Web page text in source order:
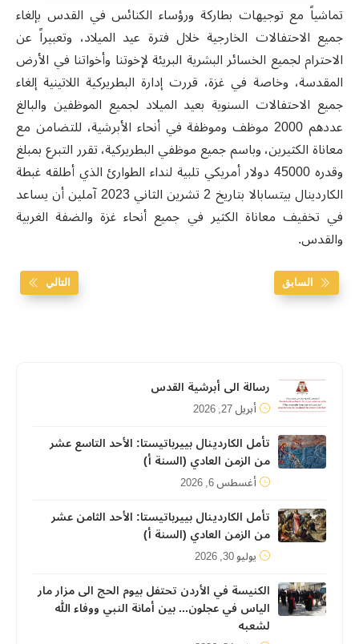
تماشياً مع توجيهات بطاركة ورؤساء الكنائس في القدس بإلغاء
جميع الاحتفالات الخارجية خلال فترة عيد الميلاد، وتعبيراً عن
الاحترام لجميع الخسائر البشرية البريئة لإخوتنا وأخواتنا في الأرض
المقدسة، وخاصة في غزة، قررت إدارة البطريركية اللاتينية إلغاء
جميع الاحتفالات السنوية بعيد الميلاد لجميع الموظفين والبالغ
عددهم 2000 موظف وموظفة في أنحاء الأبرشية، للتضامن مع
معاناة الكثيرين، وباسم جميع موظفي البطريركية، تقرر التبرع بمبلغ
وقدره 45000 دولار أمريكي تلبية لنداء الطوارئ الذي أطلقه غبطة
الكاردينال بيتسابالا بتاريخ 2 تشرين الثاني 2023 آملين أن يساعد
في تخفيف معاناة الكثير في جميع أنحاء غزة والضفة الغربية
والقدس.
السابق التالي
رسالة الى أبرشية القدس
أبريل 27, 2026
تأمل الكاردينال بييرباتيستا: الأحد التاسع عشر
من الزمن العادي (السنة أ)
أغسطس 6, 2026
تأمل الكاردينال بييرباتيستا: الأحد الثامن عشر
من الزمن العادي (السنة أ)
يوليو 30, 2026
الكنيسة في الأردن تحتفل بيوم الحج الى مزار مار
الياس في عجلون... بين أمانة النبي ووفاء الله
لشعبه